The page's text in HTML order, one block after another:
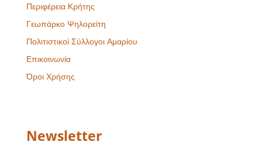
Περιφέρεια Κρήτης
Γεωπάρκο Ψηλορείτη
Πολιτιστικοί Σύλλογοι Αμαρίου
Επικοινωνία
Όροι Χρήσης
Newsletter